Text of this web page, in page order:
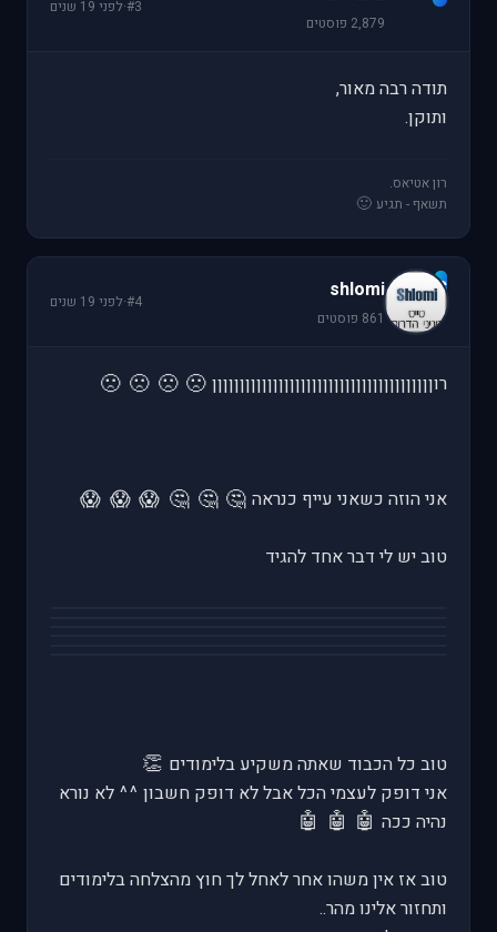
2,879 פוסטים
#3
·לפני 19 שנים
תודה רבה מאור,
ותוקן.
רון אטיאס.
תשאף - תגיע 🙂
s
shlomi
861 פוסטים
#4
·לפני 19 שנים
רוןןןןןןןןןןןןןןןןןןןןןןןןןןןןןןןןןןןןןןןן 🙁
🙁
🙁
🙁
אני הוזה כשאני עייף כנראה 🤔
🤔
🤔
😱
😱
😱
טוב יש לי דבר אחד להגיד
טוב כל הכבוד שאתה משקיע בלימודים 👏
אני דופק לעצמי הכל אבל לא דופק חשבון ^^ לא נורא
נהיה ככה 🤖
🤖
🤖
טוב אז אין משהו אחר לאחל לך חוץ מהצלחה בלימודים
ותחזור אלינו מהר..